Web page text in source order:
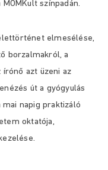
színpadán.
elmesélése,
borzalmakról, a
azt üzeni az
út a gyógyulás
mai napig praktizáló
oktatója,